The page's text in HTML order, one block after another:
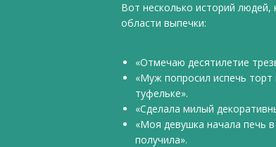
Вот несколько историй
области выпечки:
«Отмечаю десятилетие
«Муж попросил испечь
туфельке».
«Сделала милый
«Моя девушка начала печь
получила».